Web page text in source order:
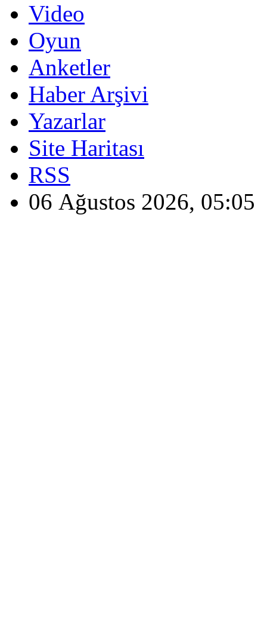
Video
Oyun
Anketler
Haber Arşivi
Yazarlar
Site Haritası
RSS
06 Ağustos 2026, 05:05